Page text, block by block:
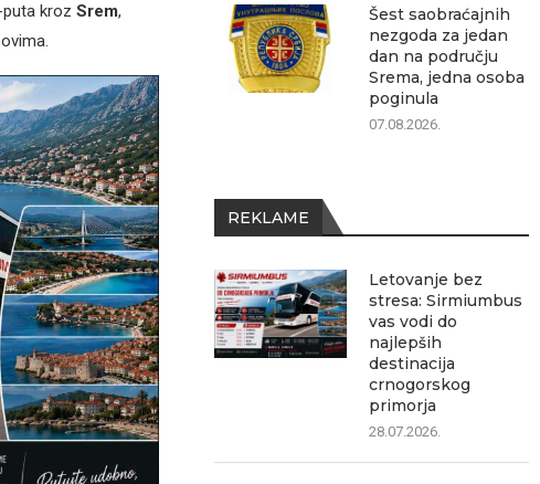
kroz Srem,
Šest saobraćajnih
nezgoda za jedan
dan na području
Srema, jedna osoba
poginula
07.08.2026.
REKLAME
Letovanje bez
stresa: Sirmiumbus
vas vodi do
najlepših
destinacija
crnogorskog
primorja
28.07.2026.